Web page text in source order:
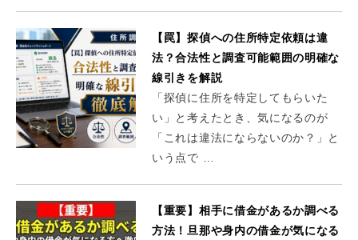
【罠】探偵への住所特定依頼は違
法？合法性と調査可能範囲の明確な
線引きを解説
「探偵に住所を特定してもらいた
い」と考えたとき、気になるのが
「これは違法にならないのか？」と
いう点で …
【重要】相手に借金があるか調べる
方法！旦那や身内の借金が気になる